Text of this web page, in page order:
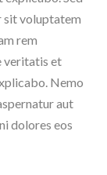
sit voluptatem
rem
veritatis et
Nemo
aut
dolores eos